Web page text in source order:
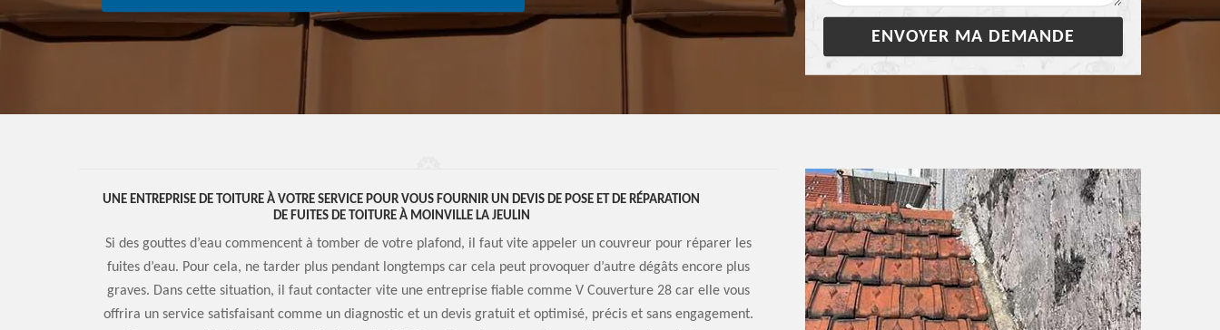
UNE ENTREPRISE DE TOITURE À VOTRE SERVICE POUR VOUS FOURNIR UN DEVIS DE POSE ET DE RÉPARATION
DE FUITES DE TOITURE À MOINVILLE LA JEULIN
Si des gouttes d’eau commencent à tomber de votre plafond, il faut vite appeler un couvreur pour réparer les
fuites d’eau. Pour cela, ne tarder plus pendant longtemps car cela peut provoquer d’autre dégâts encore plus
graves. Dans cette situation, il faut contacter vite une entreprise fiable comme V Couverture 28 car elle vous
offrira un service satisfaisant comme un diagnostic et un devis gratuit et optimisé, précis et sans engagement.